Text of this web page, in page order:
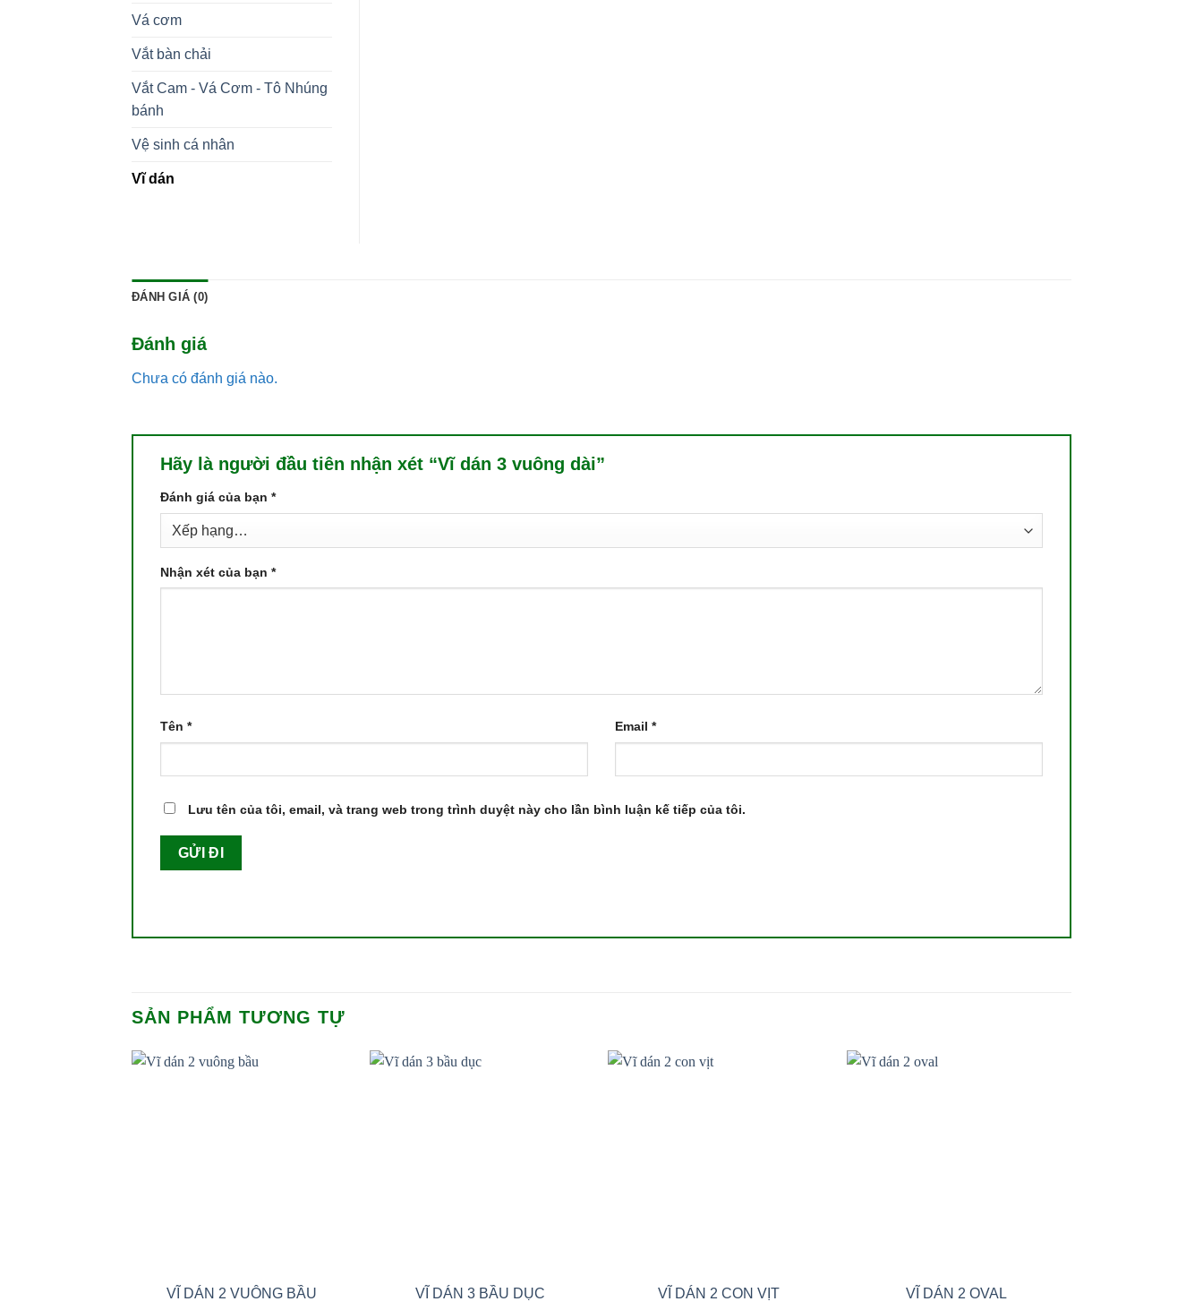
Vá cơm
Vắt bàn chải
Vắt Cam - Vá Cơm - Tô Nhúng
bánh
Vệ sinh cá nhân
Vĩ dán
ĐÁNH GIÁ (0)
Đánh giá
Chưa có đánh giá nào.
Hãy là người đầu tiên nhận xét “Vĩ dán 3 vuông dài”
Đánh giá của bạn *
Nhận xét của bạn *
Tên * Email *
Lưu tên của tôi, email, và trang web trong trình duyệt này cho lần bình luận kế tiếp của tôi.
SẢN PHẨM TƯƠNG TỰ
VĨ DÁN 2 VUÔNG BẦU VĨ DÁN 3 BẦU DỤC VĨ DÁN 2 CON VỊT VĨ DÁN 2 OVAL